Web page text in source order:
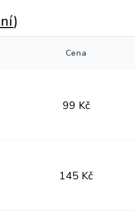
)
Cena
99 Kč
145 Kč